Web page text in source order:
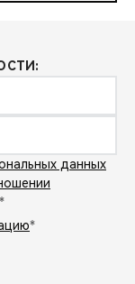
данных
*
*